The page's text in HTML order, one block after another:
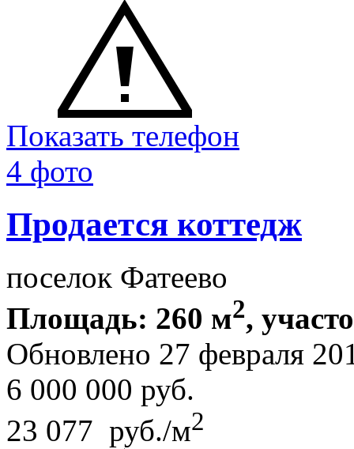
Показать телефон
4 фото
Продается коттедж
поселок Фатеево
Площадь: 260 м2,
Обновлено 27 февраля
6 000 000 руб.
23 077 руб./м2